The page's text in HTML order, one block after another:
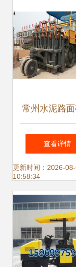
常州水泥路
机多少钱？揭
泥路面破碎机
价格与选购
查看详情
更新时间：2026-
10:58:34